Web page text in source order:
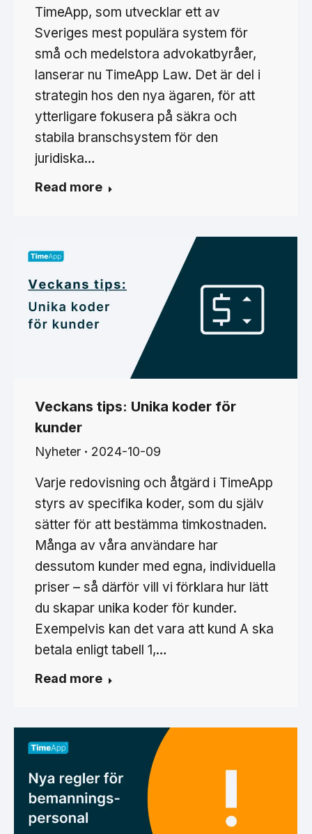
TimeApp, som utvecklar ett av
Sveriges mest populära system för
små och medelstora advokatbyråer,
lanserar nu TimeApp Law. Det är del i
strategin hos den nya ägaren, för att
ytterligare fokusera på säkra och
stabila branschsystem för den
juridiska…
Read more
Veckans tips: Unika koder för
kunder
Nyheter 2024-10-09
Varje redovisning och åtgärd i TimeApp
styrs av specifika koder, som du själv
sätter för att bestämma timkostnaden.
Många av våra användare har
dessutom kunder med egna, individuella
priser – så därför vill vi förklara hur lätt
du skapar unika koder för kunder.
Exempelvis kan det vara att kund A ska
betala enligt tabell 1,…
Read more